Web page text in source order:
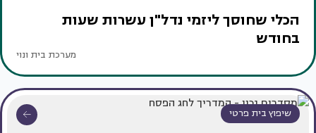
הכלי שחוסך ליזמי נדל"ן עשרות שעות
בחודש
מערכת בית ונוי
שיפוץ בית פרטי